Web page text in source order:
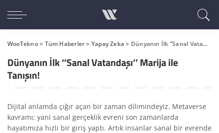
WooTekno> Tüm Haberler> Yapay Zeka > Dünyanın İlk ‘’Sanal Vatandaşı’’ Marija ile Tanışın!
Dünyanın İlk ‘’Sanal Vatandaşı’’ Marija ile
Tanışın!
Dijital anlamda çığır açan bir zaman dilimindeyiz. Metaverse
kavramı; yani sanal gerçeklik evreni son zamanlarda
hayatımıza hızlı bir giriş yaptı. Artık insanlar sanal bir evrende